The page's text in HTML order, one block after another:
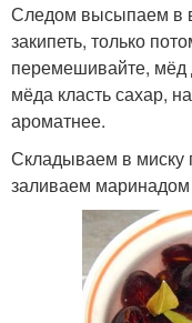
Следом высыпаем в
закипеть, только
перемешивайте, мёд
мёда класть сахар,
ароматнее.
Складываем в миску
заливаем маринадом